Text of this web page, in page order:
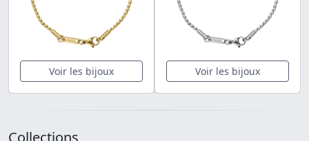
Voir les bijoux Voir les bijoux
Collections